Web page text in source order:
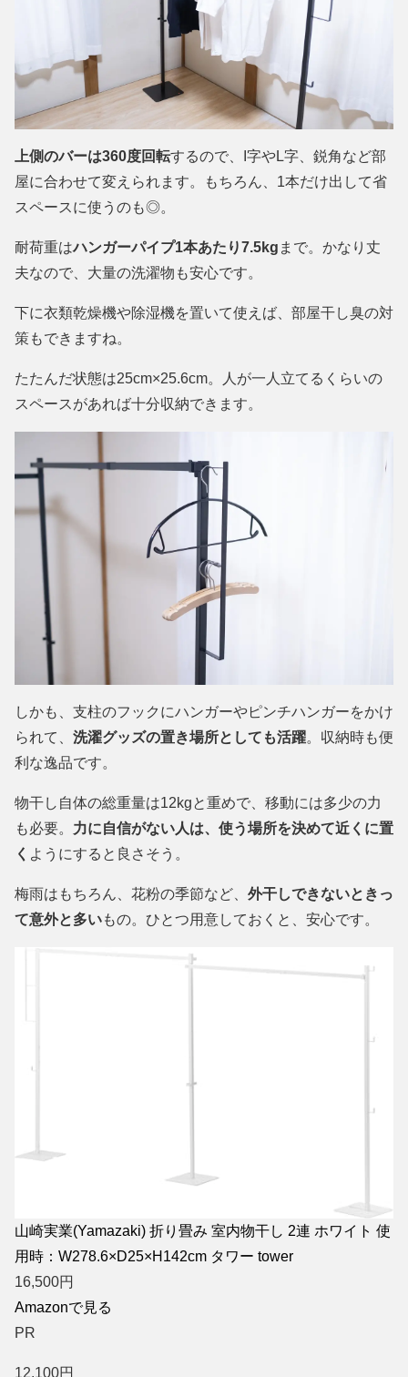
上側のバーは360度回転するので、I字やL字、鋭角など部
屋に合わせて変えられます。もちろん、1本だけ出して省
スペースに使うのも◎。
耐荷重はハンガーパイプ1本あたり7.5kg まで。かなり丈
夫なので、大量の洗濯物も安心です。
下に衣類乾燥機や除湿機を置いて使えば、部屋干し臭の対
策もできますね。
たたんだ状態は25cm×25.6cm。人が一人立てるくらいの
スペースがあれば十分収納できます。
しかも、支柱のフックにハンガーやピンチハンガーをかけ
られて、 洗濯グッズの置き場所としても活躍。収納時も便
利な逸品です。
物干し自体の総重量は12kgと重めで、移動には多少の力
も必要。 力に自信がない人は、使う場所を決めて近くに置
く ようにすると良さそう。
梅雨はもちろん、花粉の季節など、 外干しできないときっ
て意外と多いもの。ひとつ用意しておくと、安心です。
山崎実業(Yamazaki) 折り畳み 室内物干し 2連 ホワイト 使
用時：W278.6×D25×H142cm タワー tower
16,500円
Amazonで見る
PR
12,100円